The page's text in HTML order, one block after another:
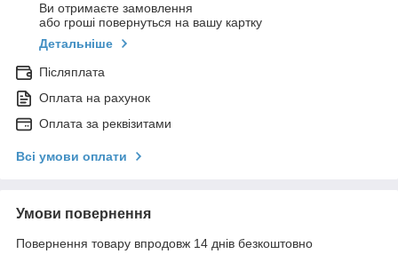
Ви отримаєте замовлення
або гроші повернуться на вашу картку
Детальніше
Післяплата
Оплата на рахунок
Оплата за реквізитами
Всі умови оплати
Умови повернення
Повернення товару впродовж 14 днів безкоштовно